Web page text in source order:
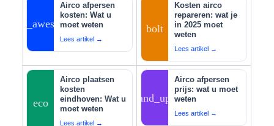
auto_awesome
Airco afpersen
kosten: Wat u
moet weten
Lees artikel →
bolt
Kosten airco
repareren: wat je
in 2025 moet
weten
Lees artikel →
eco
Airco plaatsen
kosten
eindhoven: Wat u
moet weten
Lees artikel →
tips_and_updates
Airco afpersen
prijs: wat u moet
weten
Lees artikel →